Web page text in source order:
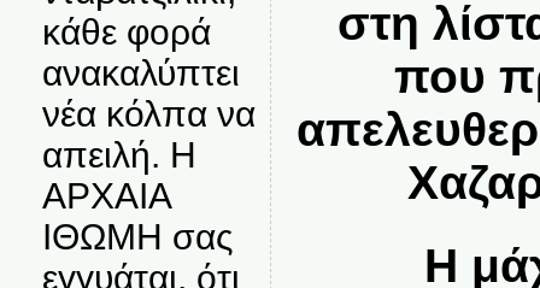
κάθε φορά
ανακαλύπτει
νέα κόλπα να
απειλή. Η
ΑΡΧΑΙΑ
ΙΘΩΜΗ σας
εγγυάται, ότι
στη
που
Η